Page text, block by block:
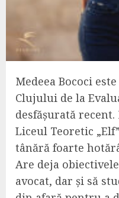
Medeea Bococi
Clujului de la
desfășurată
Liceul Teoretic
tânără foarte
Are deja
avocat, dar și să